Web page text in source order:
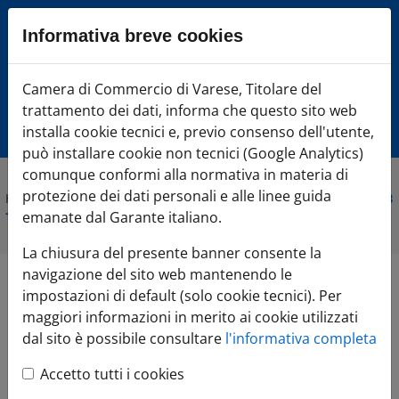
Sezione salto blocchi
Vai alla sezione dedicata alle informazioni correlate
Vai al footer
Camera di Commercio Varese
Home»Comunicazione»Agenda Eventi» InBuyer - Incontri B2B
- settore Construction
InBuyer - Incontri
B2B - settore
Construction
Informativa breve cookies
Camera di Commercio di Varese, Titolare del
trattamento dei dati, informa che questo sito web
installa cookie tecnici e, previo consenso dell'utente,
può installare cookie non tecnici (Google Analytics)
comunque conformi alla normativa in materia di
protezione dei dati personali e alle linee guida
emanate dal Garante italiano.
La chiusura del presente banner consente la
navigazione del sito web mantenendo le
impostazioni di default (solo cookie tecnici). Per
maggiori informazioni in merito ai cookie utilizzati
dal sito è possibile consultare l'informativa completa
Accetto tutti i cookies